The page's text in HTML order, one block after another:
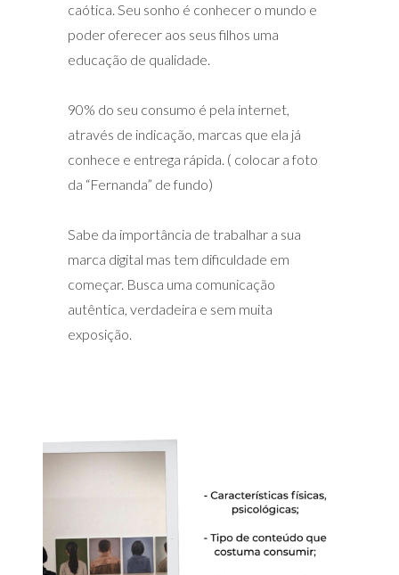
caótica. Seu sonho é conhecer o mundo e
poder oferecer aos seus filhos uma
educação de qualidade.
90% do seu consumo é pela internet,
através de indicação, marcas que ela já
conhece e entrega rápida. ( colocar a foto
da “Fernanda” de fundo)
Sabe da importância de trabalhar a sua
marca digital mas tem dificuldade em
começar. Busca uma comunicação
autêntica, verdadeira e sem muita
exposição.